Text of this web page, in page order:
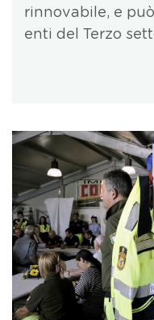
rinnovabile, e
enti del Terzo